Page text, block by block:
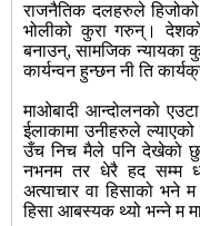
राजनैतिक दलहरुले
भोलीको कुरा गरुन्।
बनाउन्, सामजिक न्यायका
कार्यन्वन हुन्छन नी ति
माओबादी आन्दोलनको
ईलाकामा उनीहरुले ल्याएको
उँच निच मैले पनि देखेको
नभनम तर धेरै हद सम्म
अत्याचार वा हिसाको भने म
हिसा आबस्यक थ्यो भन्ने म